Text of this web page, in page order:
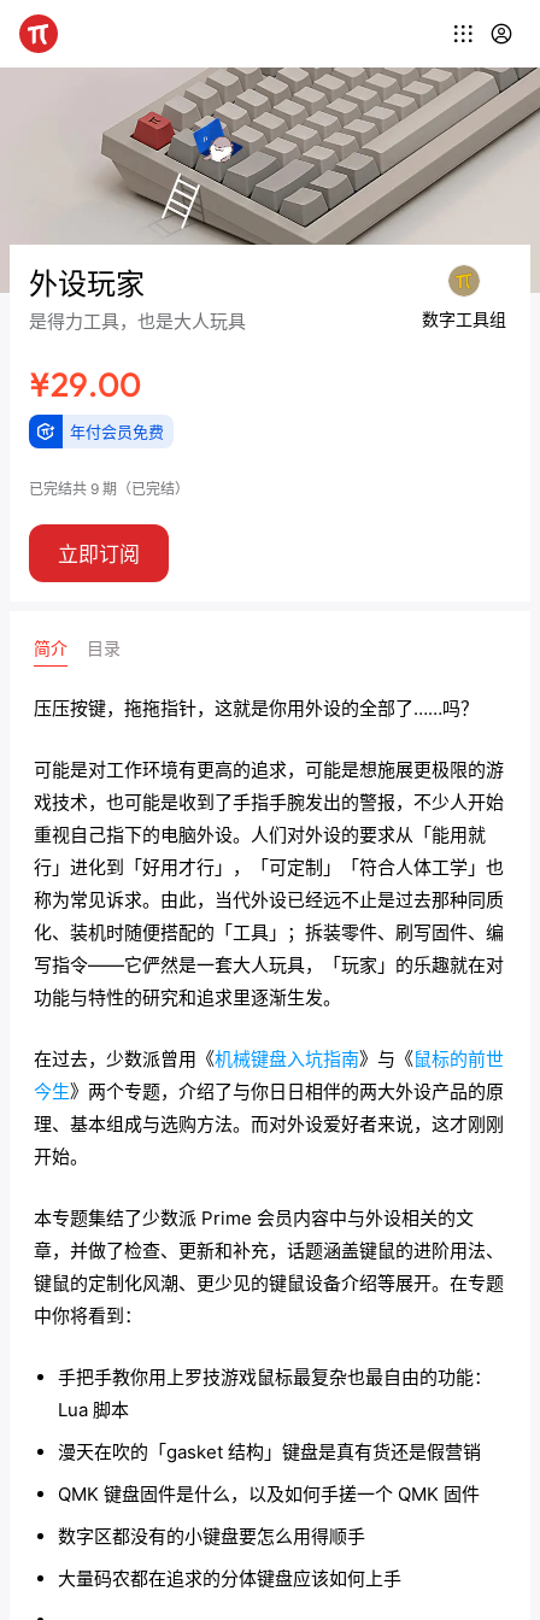
外设玩家
是得力工具，也是大人玩具
¥29.00
年付会员免费
已完结共 9 期 （已完结）
数字工具组
立即订阅
简介 目录
压压按键，拖拖指针，这就是你用外设的全部了……吗？
可能是对工作环境有更高的追求，可能是想施展更极限的游
戏技术，也可能是收到了手指手腕发出的警报，不少人开始
重视自己指下的电脑外设。人们对外设的要求从「能用就
行」进化到「好用才行」，「可定制」「符合人体工学」也
称为常见诉求。由此，当代外设已经远不止是过去那种同质
化、装机时随便搭配的「工具」；拆装零件、刷写固件、编
写指令——它俨然是一套大人玩具，「玩家」的乐趣就在对
功能与特性的研究和追求里逐渐生发。
在过去，少数派曾用《机械键盘入坑指南》与《鼠标的前世
今生》两个专题，介绍了与你日日相伴的两大外设产品的原
理、基本组成与选购方法。而对外设爱好者来说，这才刚刚
开始。
本专题集结了少数派 Prime 会员内容中与外设相关的文
章，并做了检查、更新和补充，话题涵盖键鼠的进阶用法、
键鼠的定制化风潮、更少见的键鼠设备介绍等展开。在专题
中你将看到：
手把手教你用上罗技游戏鼠标最复杂也最自由的功能：
Lua 脚本
漫天在吹的「gasket 结构」键盘是真有货还是假营销
QMK 键盘固件是什么，以及如何手搓一个 QMK 固件
数字区都没有的小键盘要怎么用得顺手
大量码农都在追求的分体键盘应该如何上手